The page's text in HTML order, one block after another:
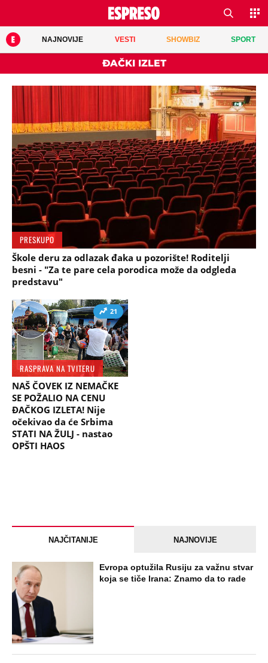
NAJNOVIJE VESTI SHOWBIZ SPORT
ĐAČKI IZLET
PRESKUPO
Škole deru za odlazak đaka u pozorište! Roditelji
besni - "Za te pare cela porodica može da odgleda
predstavu"
21
RASPRAVA NA TVITERU
NAŠ ČOVEK IZ NEMAČKE
SE POŽALIO NA CENU
ĐAČKOG IZLETA! Nije
očekivao da će Srbima
STATI NA ŽULJ - nastao
OPŠTI HAOS
NAJČITANIJE NAJNOVIJE
Evropa optužila Rusiju za važnu stvar
koja se tiče Irana: Znamo da to rade